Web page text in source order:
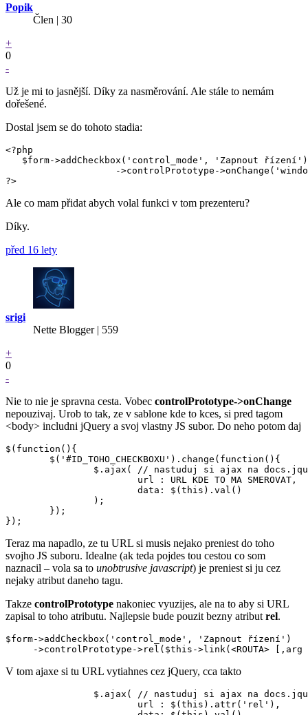
Popik
Člen | 30
+
0
-
Už je mi to jasnější. Díky za nasměrování. Ale stále to nemám
dořešené.
Dostal jsem se do tohoto stadia:
<?php
   $form->addCheckbox('control_mode', 'Zapnout řízení')
->controlPrototype-
?>
Ale co mam přidat abych volal funkci v tom prezenteru?
Díky.
před 16 lety
srigi
Nette Blogger | 559
+
0
-
Nie to nie je spravna cesta. Vobec controlPrototype->onChange
nepouzivaj. Urob to tak, ze v sablone kde to kces, si pred tagom
<body> includni jQuery a svoj vlastny JS subor. Do neho potom daj
$(function(){
Teraz ma napadlo, ze tu URL si musis nejako preniest do toho
svojho JS suboru. Idealne (ak teda pojdes tou cestou co som
naznacil – vola sa to unobtrusive javascript) je preniest si ju cez
nejaky atribut daneho tagu.
Takze controlPrototype nakoniec vyuzijes, ale na to aby si URL
zapisal to toho atributu. Najlepsie bude pouzit bezny atribut rel.
$form->addCheckbox('control_mode', 'Zapnout řízení')
V tom ajaxe si tu URL vytiahnes cez jQuery, cca takto